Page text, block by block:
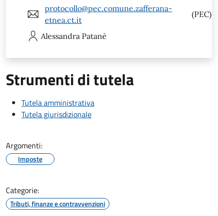
protocollo@pec.comune.zafferana-
etnea.ct.it
(PEC)
Alessandra Patanè
Strumenti di tutela
Tutela amministrativa
Tutela giurisdizionale
Argomenti:
Imposte
Categorie:
Tributi, finanze e contravvenzioni